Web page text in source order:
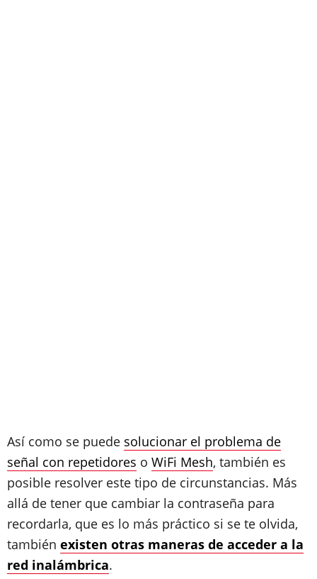
Así como se puede solucionar el problema de
señal con repetidores o WiFi Mesh, también es
posible resolver este tipo de circunstancias. Más
allá de tener que cambiar la contraseña para
recordarla, que es lo más práctico si se te olvida,
también existen otras maneras de acceder a la
red inalámbrica.